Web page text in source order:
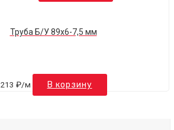
Труба Б/У 89х6-7,5 мм
213 ₽/м В корзину